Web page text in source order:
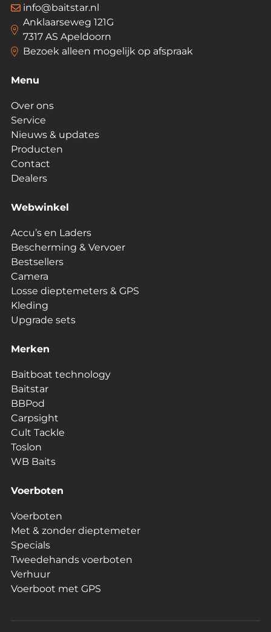
info@baitstar.nl
Anklaarseweg 121G
7317 AS Apeldoorn
Bezoek alleen mogelijk op afspraak
Menu
Over ons
Service
Nieuws & updates
Producten
Contact
Dealers
Webwinkel
Accu’s en Laders
Bescherming & Vervoer
Bestsellers
Camera
Losse dieptemeters & GPS
Kleding
Upgrade sets
Merken
Baitboat technology
Baitstar
BBPod
Carpsight
Cult Tackle
Toslon
WB Baits
Voerboten
Voerboten
Met & zonder dieptemeter
Specials
Tweedehands voerboten
Verhuur
Voerboot met GPS